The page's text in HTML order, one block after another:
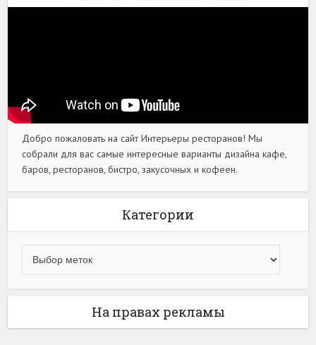
Добро пожаловать на сайт Интерьеры ресторанов! Мы
собрали для вас самые интересные варианты дизайна кафе,
баров, ресторанов, бистро, закусочных и кофеен.
Категории
На правах рекламы